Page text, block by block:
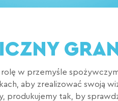
w przemyśle
aby zrealizować swoją
produkujemy tak, by